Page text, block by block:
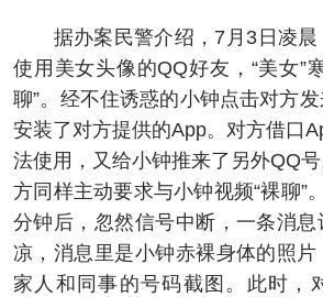
据办案民警介绍，7月3日凌晨
使用美女头像的QQ好友，“美女”
聊”。经不住诱惑的小钟点击对方
安装了对方提供的App。对方借口
法使用，又给小钟推来了另外QQ
方同样主动要求与小钟视频“裸聊”
分钟后，忽然信号中断，一条消
凉，消息里是小钟赤裸身体的照片
家人和同事的号码截图。此时，